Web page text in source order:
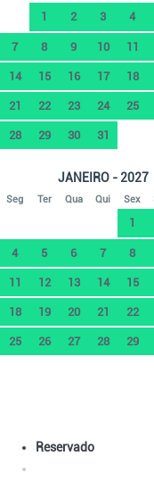
1 2 3 4
7 8 9 10 11
14 15 16 17 18
21 22 23 24 25
28 29 30 31
JANEIRO - 2027
Seg Ter Qua Qui Sex
1
4 5 6 7 8
11 12 13 14 15
18 19 20 21 22
25 26 27 28 29
Reservado